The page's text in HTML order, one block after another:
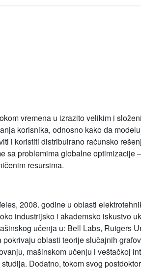
vremena u izrazito velikim i
korisnika, odnosno kako da
i koristiti distribuirano računsko
sa problemima globalne optimizacije
resursima.
2008. godine u oblasti
industrijsko i akademsko iskustvo
učenja u: Bell Labs, Rutgers
oblasti teorije slučajnih
mašinskom učenju i veštačkoj
Dodatno, tokom svog